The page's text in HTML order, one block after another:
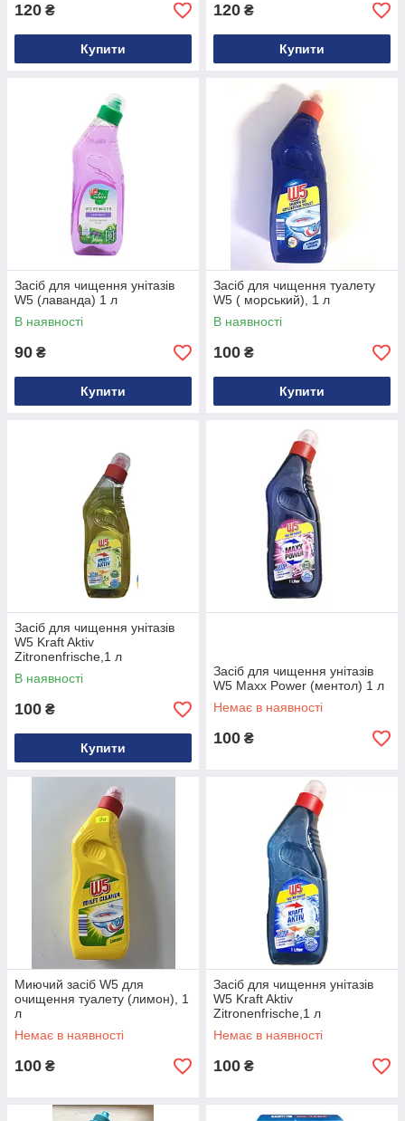
120 ₴
Купити
120 ₴
Купити
Засіб для чищення унітазів
W5 (лаванда) 1 л
В наявності
90 ₴
Купити
Засіб для чищення туалету
W5 ( морський), 1 л
В наявності
100 ₴
Купити
Засіб для чищення унітазів
W5 Kraft Aktiv
Zitronenfrische,1 л
В наявності
100 ₴
Купити
Засіб для чищення унітазів
W5 Maxx Power (ментол) 1 л
Немає в наявності
100 ₴
Миючий засіб W5 для
очищення туалету (лимон), 1
л
Немає в наявності
100 ₴
Засіб для чищення унітазів
W5 Kraft Aktiv
Zitronenfrische,1 л
Немає в наявності
100 ₴